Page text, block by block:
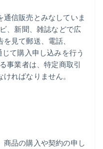
信販売とみなしていま
、新聞、雑誌などで広
見て郵送、電話、
て購入申し込みを行う
事業者は、特定商取引
ればなりません。
品の購入や契約の申し